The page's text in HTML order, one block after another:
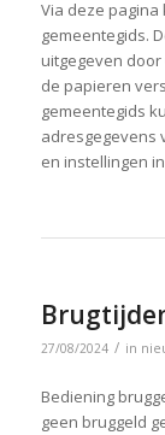
Via deze pagina
gemeentegids.
uitgegeven
de papieren
gemeentegids
adresgegevens
en instellingen
27/08/2024 / in
Bediening
geen bruggeld